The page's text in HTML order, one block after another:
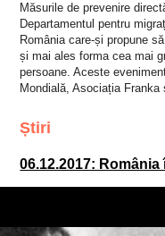
Măsurile de prevenire
Departamentul pentru
România care-și propune
și mai ales forma cea mai
persoane. Aceste
Mondială, Asociația
Știri
06.12.2017: